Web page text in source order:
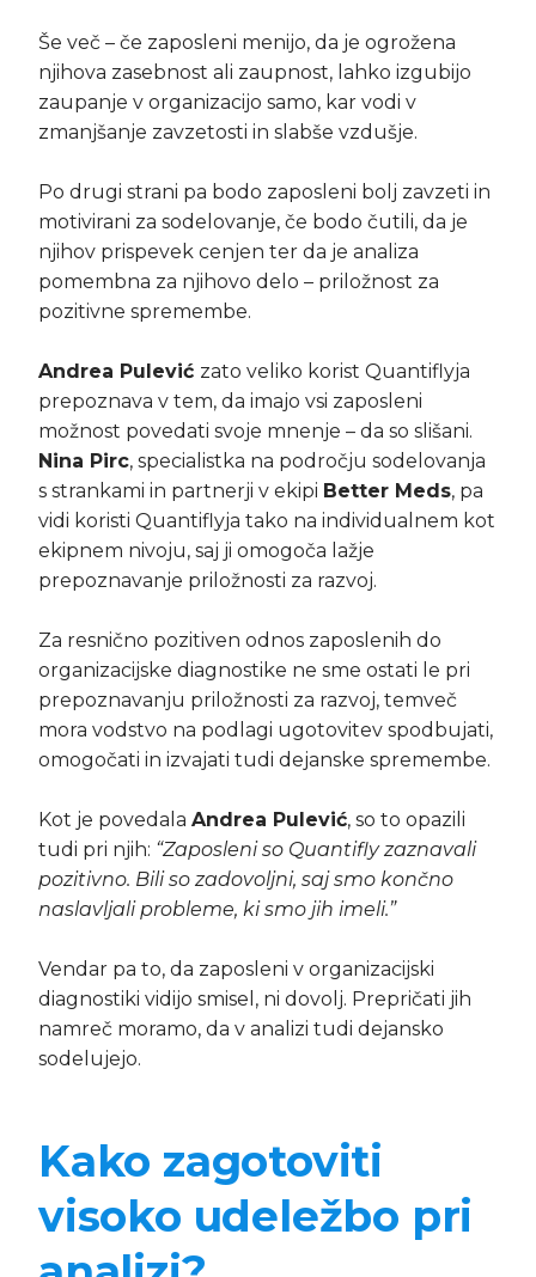
Še več – če zaposleni menijo, da je ogrožena
njihova zasebnost ali zaupnost, lahko izgubijo
zaupanje v organizacijo samo, kar vodi v
zmanjšanje zavzetosti in slabše vzdušje.
Po drugi strani pa bodo zaposleni bolj zavzeti in
motivirani za sodelovanje, če bodo čutili, da je
njihov prispevek cenjen ter da je analiza
pomembna za njihovo delo – priložnost za
pozitivne spremembe.
Andrea Pulević zato veliko korist Quantiflyja
prepoznava v tem, da imajo vsi zaposleni
možnost povedati svoje mnenje – da so slišani.
Nina Pirc, specialistka na področju sodelovanja
s strankami in partnerji v ekipi Better Meds, pa
vidi koristi Quantiflyja tako na individualnem kot
ekipnem nivoju, saj ji omogoča lažje
prepoznavanje priložnosti za razvoj.
Za resnično pozitiven odnos zaposlenih do
organizacijske diagnostike ne sme ostati le pri
prepoznavanju priložnosti za razvoj, temveč
mora vodstvo na podlagi ugotovitev spodbujati,
omogočati in izvajati tudi dejanske spremembe.
Kot je povedala Andrea Pulević, so to opazili
tudi pri njih: “Zaposleni so Quantifly zaznavali
pozitivno. Bili so zadovoljni, saj smo končno
naslavljali probleme, ki smo jih imeli.”
Vendar pa to, da zaposleni v organizacijski
diagnostiki vidijo smisel, ni dovolj. Prepričati jih
namreč moramo, da v analizi tudi dejansko
sodelujejo.
Kako zagotoviti
visoko udeležbo pri